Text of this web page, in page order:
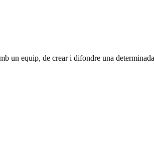
un equip, de crear i difondre una